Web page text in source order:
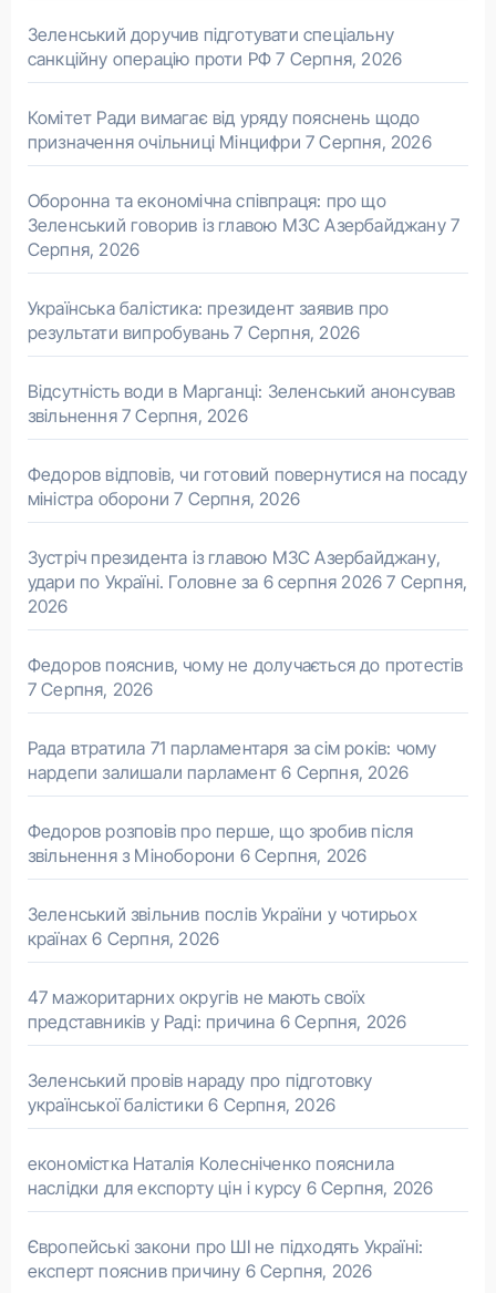
Зеленський доручив підготувати спеціальну
санкційну операцію проти РФ 7 Серпня, 2026
Комітет Ради вимагає від уряду пояснень щодо
призначення очільниці Мінцифри 7 Серпня, 2026
Оборонна та економічна співпраця: про що
Зеленський говорив із главою МЗС Азербайджану 7
Серпня, 2026
Українська балістика: президент заявив про
результати випробувань 7 Серпня, 2026
Відсутність води в Марганці: Зеленський анонсував
звільнення 7 Серпня, 2026
Федоров відповів, чи готовий повернутися на посаду
міністра оборони 7 Серпня, 2026
Зустріч президента із главою МЗС Азербайджану,
удари по Україні. Головне за 6 серпня 2026 7 Серпня,
2026
Федоров пояснив, чому не долучається до протестів
7 Серпня, 2026
Рада втратила 71 парламентаря за сім років: чому
нардепи залишали парламент 6 Серпня, 2026
Федоров розповів про перше, що зробив після
звільнення з Міноборони 6 Серпня, 2026
Зеленський звільнив послів України у чотирьох
країнах 6 Серпня, 2026
47 мажоритарних округів не мають своїх
представників у Раді: причина 6 Серпня, 2026
Зеленський провів нараду про підготовку
української балістики 6 Серпня, 2026
економістка Наталія Колесніченко пояснила
наслідки для експорту цін і курсу 6 Серпня, 2026
Європейські закони про ШІ не підходять Україні:
експерт пояснив причину 6 Серпня, 2026